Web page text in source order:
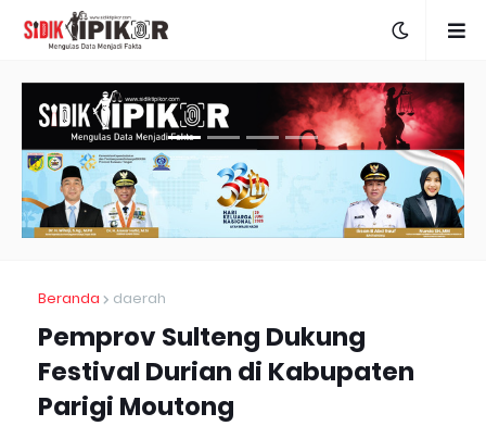
Beranda daerah
Pemprov Sulteng Dukung
Festival Durian di Kabupaten
Parigi Moutong